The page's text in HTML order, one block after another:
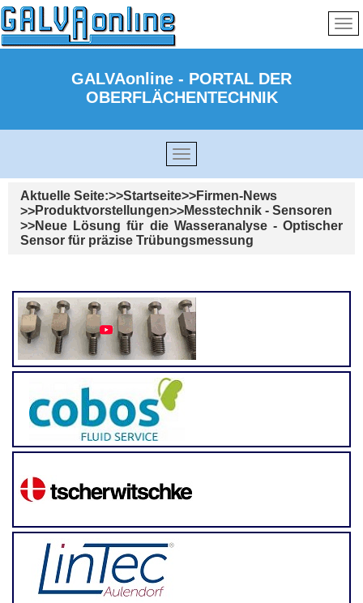
GALVAonline - PORTAL DER
OBERFLÄCHENTECHNIK
Aktuelle Seite: Startseite
Firmen-News
Produktvorstellungen
Messtechnik - Sensoren
Neue Lösung für die Wasseranalyse - Optischer
Sensor für präzise Trübungsmessung